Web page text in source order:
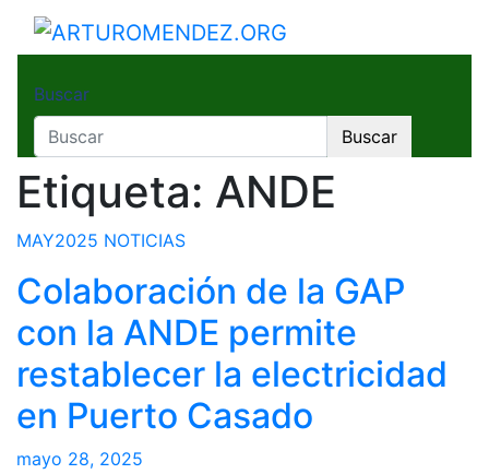
Saltar
ARTUROMENDEZ.ORG
Buscar
Buscar
Etiqueta: ANDE
MAY2025 NOTICIAS
Colaboración de la GAP
con la ANDE permite
restablecer la electricidad
en Puerto Casado
mayo 28, 2025